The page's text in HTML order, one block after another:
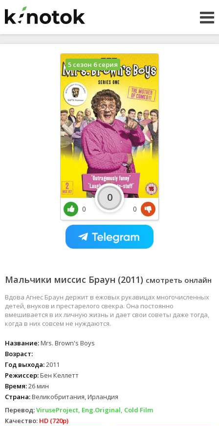
Мальчики миссис Браун (2011) смотреть онлайн
Вдова Агнес Браун держит в ежовых рукавицах многочисленных
детей, внуков и престарелого свекра. Она постоянно
вмешивается в их личную жизнь и дает свои советы даже тогда,
когда в них совсем не нуждаются.
Название:Mrs. Brown's Boys
Возраст:
Год выхода:2011
Режиссер:Бен Келлетт
Время:26 мин
Страна:Великобритания, Ирландия
Перевод:ViruseProject, Eng.Original, Cold Film
Качество: HD (720p)
5 сезон 6 серия
0
0
0